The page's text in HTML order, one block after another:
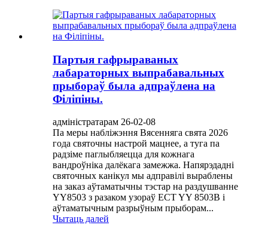
Партыя гафрыраваных
лабараторных выпрабавальных
прыбораў была адпраўлена на
Філіпіны.
адміністратарам 26-02-08
Па меры набліжэння Вясенняга свята 2026
года святочны настрой мацнее, а туга па
радзіме паглыбляецца для кожнага
вандроўніка далёкага замежжа. Напярэдадні
святочных канікул мы адправілі выраблены
на заказ аўтаматычны тэстар на раздушванне
YY8503 з разаком узораў ECT YY 8503B і
аўтаматычным разрыўным прыборам...
Чытаць далей